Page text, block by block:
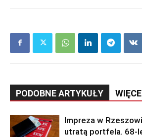
PODOBNE ARTYKUŁY
Impreza w
utratą portfela. 68-